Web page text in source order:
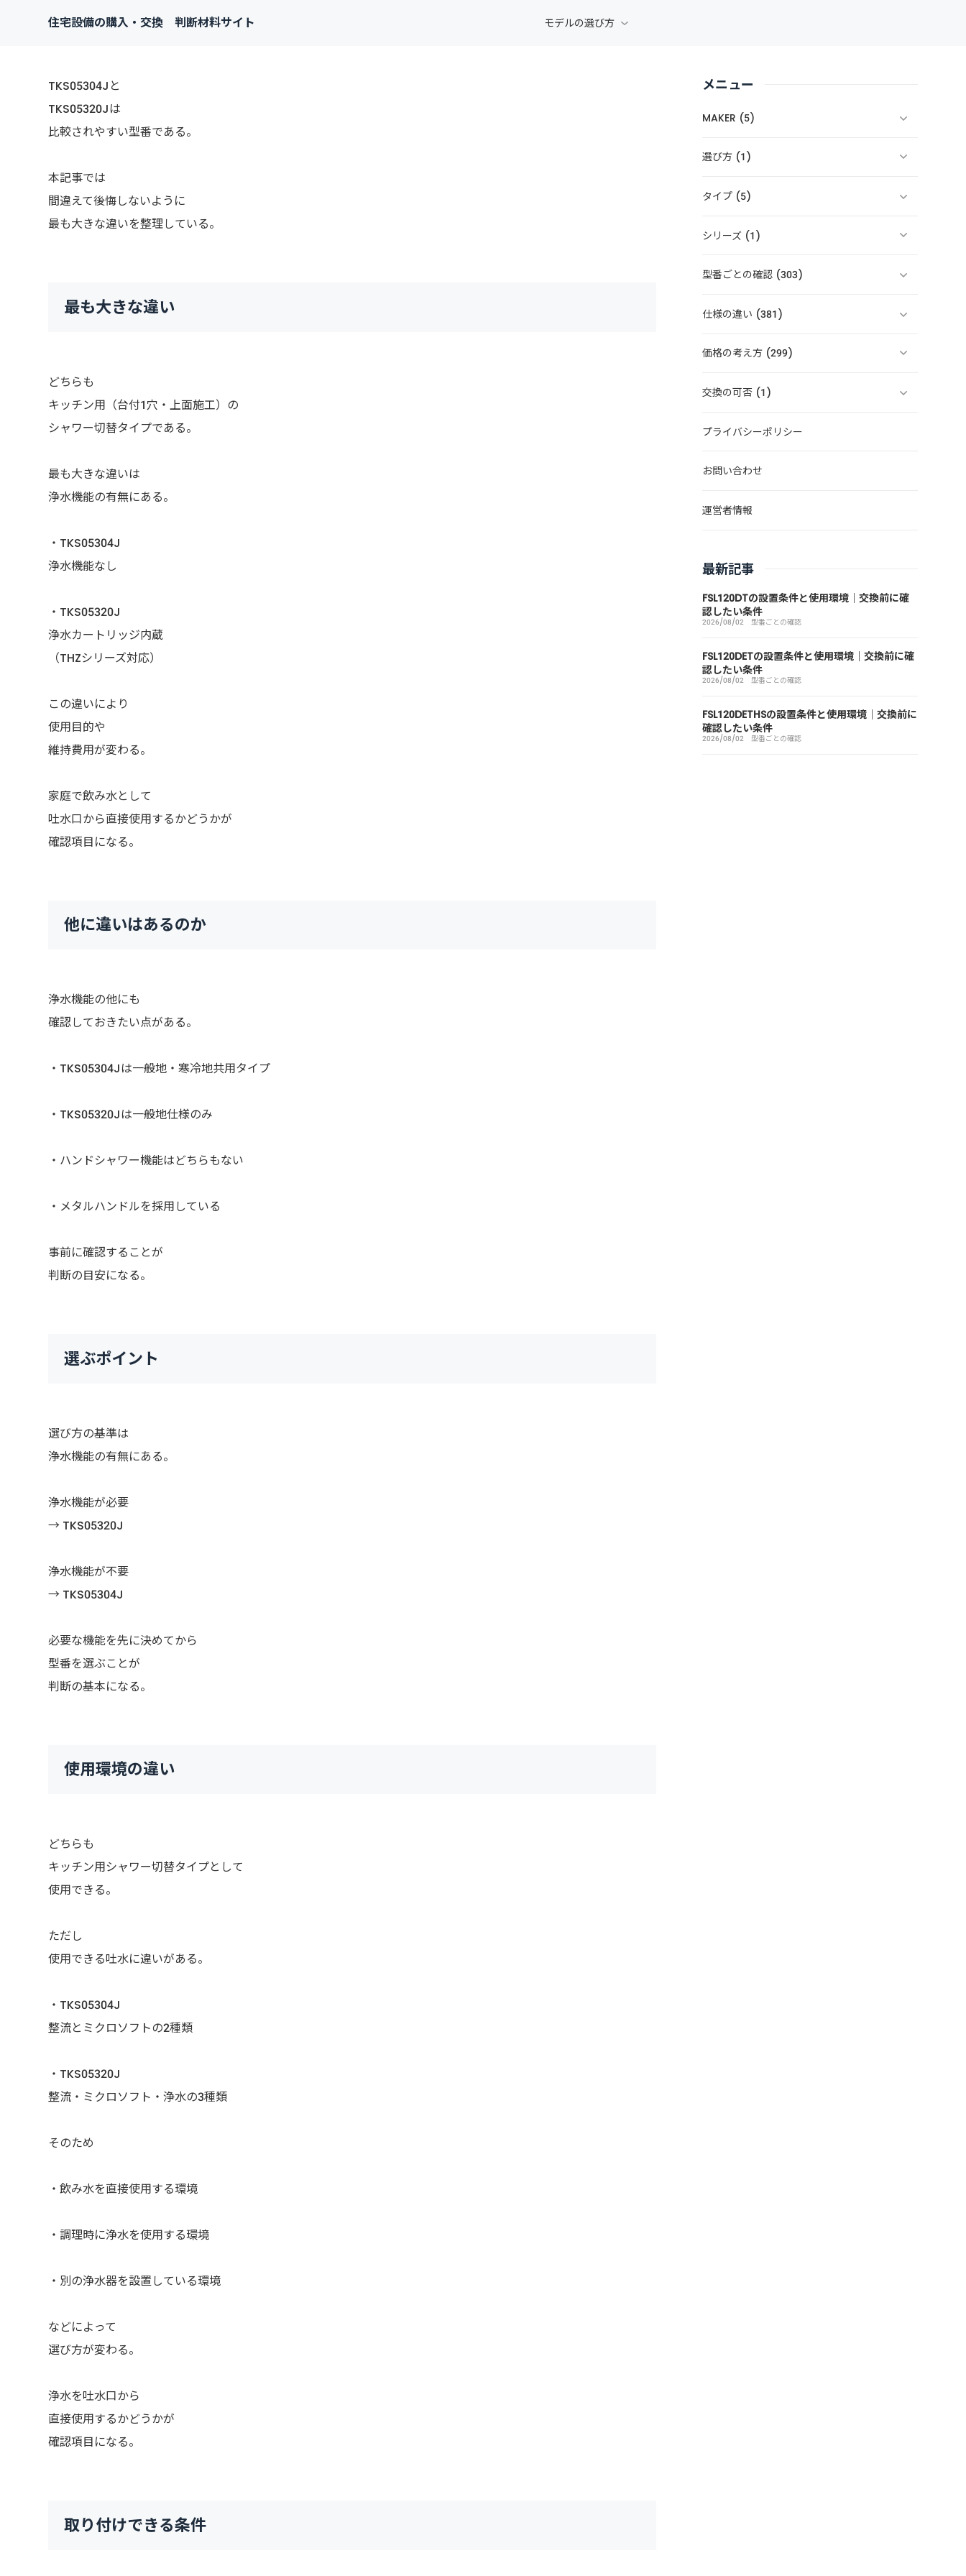
住宅設備の購入・交換 判断材料サイト モデルの選び方
TKS05304Jと
TKS05320Jは
比較されやすい型番である。
本記事では
間違えて後悔しないように
最も大きな違いを整理している。
最も大きな違い
どちらも
キッチン用（台付1穴・上面施工）の
シャワー切替タイプである。
最も大きな違いは
浄水機能の有無にある。
・TKS05304J
浄水機能なし
・TKS05320J
浄水カートリッジ内蔵
（THZシリーズ対応）
この違いにより
使用目的や
維持費用が変わる。
家庭で飲み水として
吐水口から直接使用するかどうかが
確認項目になる。
他に違いはあるのか
浄水機能の他にも
確認しておきたい点がある。
・TKS05304Jは一般地・寒冷地共用タイプ
・TKS05320Jは一般地仕様のみ
・ハンドシャワー機能はどちらもない
・メタルハンドルを採用している
事前に確認することが
判断の目安になる。
選ぶポイント
選び方の基準は
浄水機能の有無にある。
浄水機能が必要
→ TKS05320J
浄水機能が不要
→ TKS05304J
必要な機能を先に決めてから
型番を選ぶことが
判断の基本になる。
使用環境の違い
どちらも
キッチン用シャワー切替タイプとして
使用できる。
ただし
使用できる吐水に違いがある。
・TKS05304J
整流とミクロソフトの2種類
・TKS05320J
整流・ミクロソフト・浄水の3種類
そのため
・飲み水を直接使用する環境
・調理時に浄水を使用する環境
・別の浄水器を設置している環境
などによって
選び方が変わる。
浄水を吐水口から
直接使用するかどうかが
確認項目になる。
取り付けできる条件
メニュー
MAKER (5)
選び方 (1)
タイプ (5)
シリーズ (1)
型番ごとの確認 (303)
仕様の違い (381)
価格の考え方 (299)
交換の可否 (1)
プライバシーポリシー
お問い合わせ
運営者情報
最新記事
FSL120DTの設置条件と使用環境｜交換前に確
認したい条件
2026/08/02 型番ごとの確認
FSL120DETの設置条件と使用環境｜交換前に確
認したい条件
2026/08/02 型番ごとの確認
FSL120DETHSの設置条件と使用環境｜交換前に
確認したい条件
2026/08/02 型番ごとの確認